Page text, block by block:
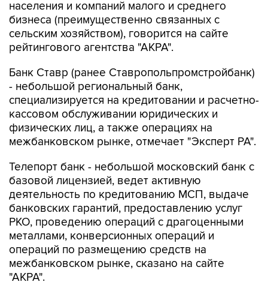
населения и компаний малого и среднего
бизнеса (преимущественно связанных с
сельским хозяйством), говорится на сайте
рейтингового агентства "АКРА".
Банк Ставр (ранее Ставропольпромстройбанк)
- небольшой региональный банк,
специализируется на кредитовании и расчетно-
кассовом обслуживании юридических и
физических лиц, а также операциях на
межбанковском рынке, отмечает "Эксперт РА".
Телепорт банк - небольшой московский банк с
базовой лицензией, ведет активную
деятельность по кредитованию МСП, выдаче
банковских гарантий, предоставлению услуг
РКО, проведению операций с драгоценными
металлами, конверсионных операций и
операций по размещению средств на
межбанковском рынке, сказано на сайте
"АКРА".